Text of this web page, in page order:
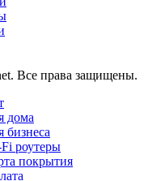
Все права защищены.
дома
бизнеса
роутеры
покрытия